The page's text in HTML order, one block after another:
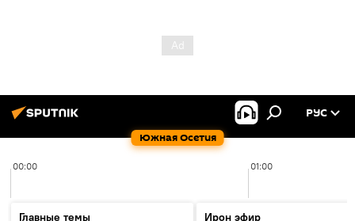
Южная Осетия
РУС
00:00 01:00
Главные темы
Ирон эфир